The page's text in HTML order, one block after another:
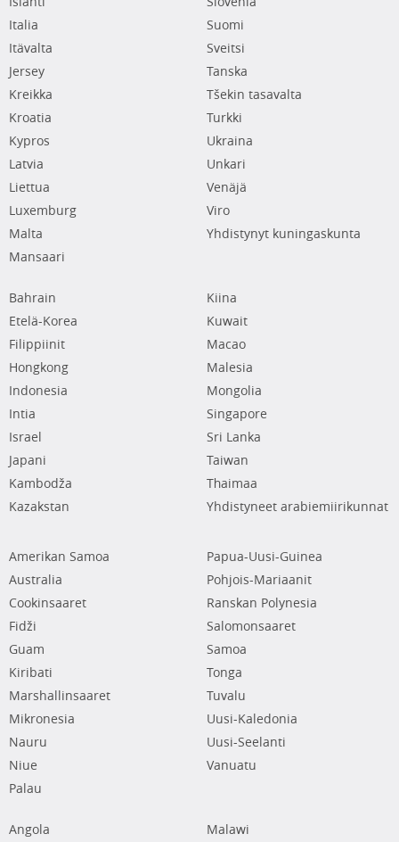
Italia
Itävalta
Jersey
Kreikka
Kroatia
Kypros
Latvia
Liettua
Luxemburg
Malta
Mansaari
Suomi
Sveitsi
Tanska
Tšekin tasavalta
Turkki
Ukraina
Unkari
Venäjä
Viro
Yhdistynyt kuningaskunta
Bahrain
Etelä-Korea
Filippiinit
Hongkong
Indonesia
Intia
Israel
Japani
Kambodža
Kazakstan
Kiina
Kuwait
Macao
Malesia
Mongolia
Singapore
Sri Lanka
Taiwan
Thaimaa
Yhdistyneet arabiemiirikunnat
Amerikan Samoa
Australia
Cookinsaaret
Fidži
Guam
Kiribati
Marshallinsaaret
Mikronesia
Nauru
Niue
Palau
Papua-Uusi-Guinea
Pohjois-Mariaanit
Ranskan Polynesia
Salomonsaaret
Samoa
Tonga
Tuvalu
Uusi-Kaledonia
Uusi-Seelanti
Vanuatu
Angola
Malawi